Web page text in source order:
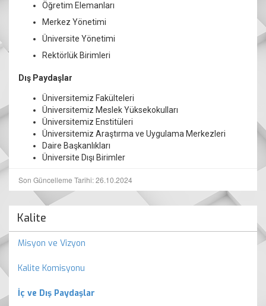
Öğretim Elemanları
Merkez Yönetimi
Üniversite Yönetimi
Rektörlük Birimleri
Dış Paydaşlar
Üniversitemiz Fakülteleri
Üniversitemiz Meslek Yüksekokulları
Üniversitemiz Enstitüleri
Üniversitemiz Araştırma ve Uygulama Merkezleri
Daire Başkanlıkları
Üniversite Dışı Birimler
Son Güncelleme Tarihi: 26.10.2024
Kalite
Misyon ve Vizyon
Kalite Komisyonu
İç ve Dış Paydaşlar